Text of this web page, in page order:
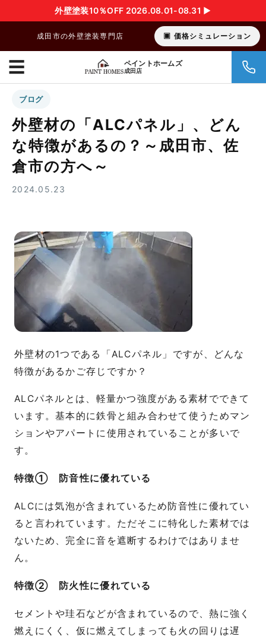
外壁塗装10％OFF 2026.08.01-08.31 ▶︎
成田市の外壁塗装専門店 価格シミュレーション
ペイントホームズ
成田店
☰
ブログ
外壁材の「ALCパネル」、どん
な特徴があるの？～成田市、佐
倉市の方へ～
2024.05.23
外壁材の1つである「ALCパネル」ですが、どんな
特徴があるかご存じですか？
ALCパネルとは、軽量かつ強度がある素材でできて
います。基本的に鉄骨と組み合わせて使うためマン
ションやアパートに使用されていることが多いで
す。
特徴① 防音性に優れている
ALCには気泡が含まれているため防音性に優れてい
ると言われています。ただそこに特化した素材では
ないため、完全に音を遮断するわけではありませ
ん。
特徴② 防火性に優れている
セメントや珪石などが含まれているので、熱に強く
燃えにくく、仮に燃えてしまっても火の回りは遅